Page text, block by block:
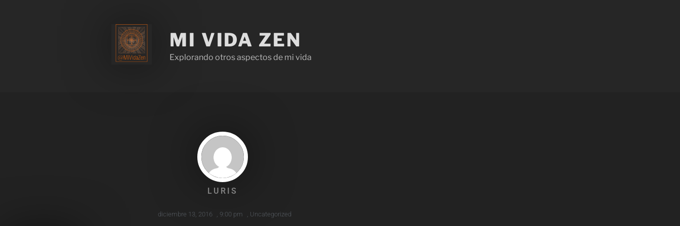
MI VIDA ZEN
Explorando otros aspectos de mi vida
LURIS
diciembre 13, 2016 , 9:00 pm , Uncategorized